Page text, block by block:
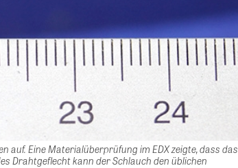
auf. Eine Materialüberprüfung im EDX zeigte, dass das
Drahtgeflecht kann der Schlauch den üblichen